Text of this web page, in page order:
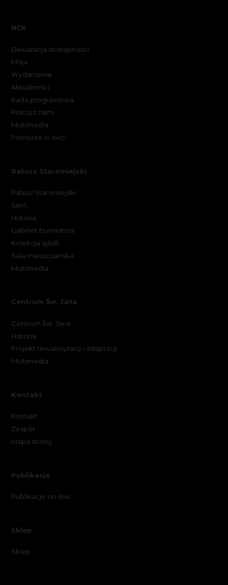
NCK
Deklaracja dostępności
Misja
Wydarzenia
Aktualności
Rada programowa
Pracuj z nami
Multimedia
Pomorze w sieci
Ratusz Staromiejski
Ratusz Staromiejski
Sień
Historia
Gabinet burmistrza
Kolekcja sybilli
Sala mieszczańska
Multimedia
Centrum Św. Jana
Centrum Św. Jana
Historia
Projekt rewaloryzacji i adaptacji
Multimedia
Kontakt
Kontakt
Zespół
Mapa strony
Publikacje
Publikacje on-line
Sklep
Sklep